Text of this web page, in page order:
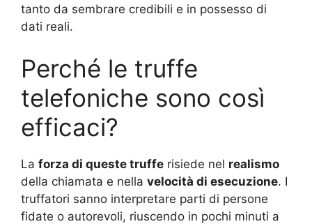
tanto da sembrare credibili e in possesso di
dati reali.
Perché le truffe
telefoniche sono così
efficaci?
La forza di queste truffe risiede nel realismo
della chiamata e nella velocità di esecuzione. I
truffatori sanno interpretare parti di persone
fidate o autorevoli, riuscendo in pochi minuti a